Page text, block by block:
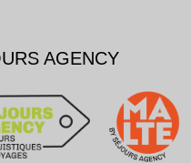
AGENCY